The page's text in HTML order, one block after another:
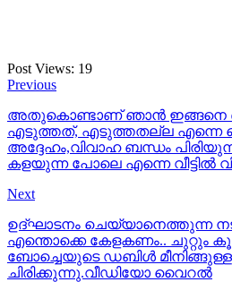
Post Views: 19
Previous
അതുകൊണ്ടാണ് ഞാൻ ഇങ്ങനെ
എടുത്തത്, എടുത്തതല്ല എന്നെ
അദ്ദേഹം,വിവാഹ ബന്ധം
കളയുന്ന പോലെ എന്നെ വീട്ടിൽ
Next
ഉദ്ഘാടനം ചെയ്യാനെത്തുന്ന
എന്തൊക്കെ കേളകണം.. ചുറ്റും
ബോച്ചെയുടെ ഡബിൾ മീനിങ്ങുള്ള
ചിരിക്കുന്നു.വീഡിയോ വൈറൽ